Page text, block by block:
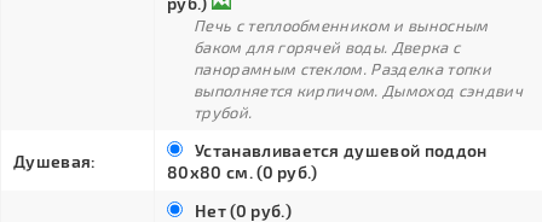
Печь с теплообменником и выносным
баком для горячей воды. Дверка с
панорамным стеклом. Разделка топки
выполняется кирпичом. Дымоход сэндвич
трубой.
Душевая:
Устанавливается душевой поддон
80х80 см. (0 руб.)
Нет (0 руб.)